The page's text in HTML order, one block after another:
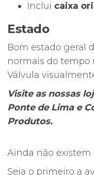
Inclui caixa
Estado
Bom estado geral
normais do tempo
Válvula
Visite as nossas
Ponte de Lima e
Produtos.
Ainda não existem
Seja o primeiro a